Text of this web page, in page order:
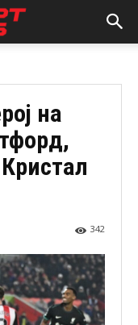
на
342